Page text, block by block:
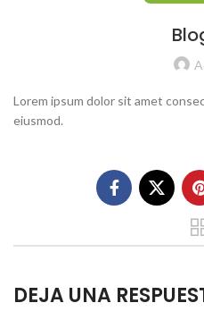
Lorem ipsum dolor sit amet
eiusmod.
DEJA UNA